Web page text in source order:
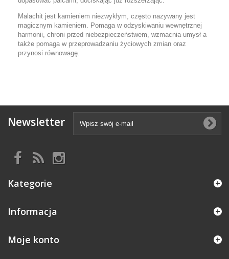
Malachit jest kamieniem niezwykłym, często nazywany jest
magicznym kamieniem. Pomaga w odzyskiwaniu wewnętrznej
harmonii, chroni przed niebezpieczeństwem, wzmacnia umysł a
także pomaga w przeprowadzaniu życiowych zmian oraz
przynosi równowagę.
Newsletter
Kategorie
Informacja
Moje konto